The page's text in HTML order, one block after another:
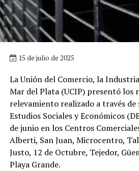
15 de julio de 2025
La Unión del Comercio, la
Mar del Plata (UCIP) presentó los
relevamiento realizado a través
Estudios Sociales y Económicos
de junio en los Centros
Alberti, San Juan, Microcentro,
Justo, 12 de Octubre, Tejedor,
Playa Grande.